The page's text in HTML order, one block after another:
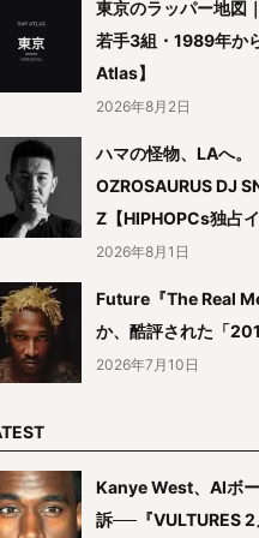
東京のラッパー地図
若手3組・1989年か
Atlas】
2026年8月2日
ハマの怪物、LAへ。
OZROSAURUS DJ
Z【HIPHOPCs独占イ
2026年8月1日
Future『The Real
か、酷評された「
2026年7月10日
Kanye West、AIボ
訴──『VULTURES 2